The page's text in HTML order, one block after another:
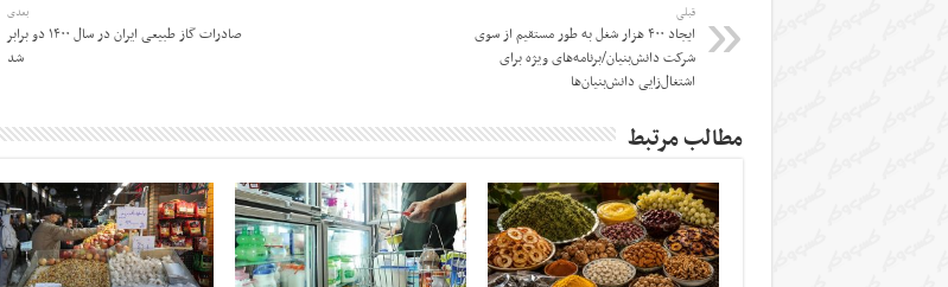
قبلی
ایجاد ۴۰۰ هزار شغل به طور مستقیم از سوی
شرکت دانش‌بنیان/برنامه‌های ویژه برای
اشتغال‌زایی دانش‌بنیان‌ها
بعدی
صادرات گاز طبیعی ایران در سال ۱۴۰۰ دو برابر
شد
مطالب مرتبط